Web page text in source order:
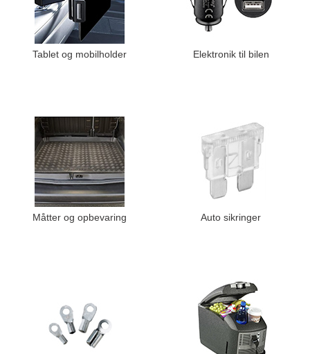
Tablet og mobilholder Elektronik til bilen
Måtter og opbevaring Auto sikringer